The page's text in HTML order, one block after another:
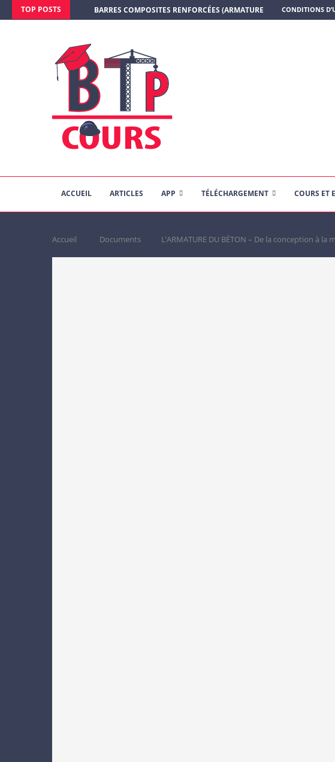
TOP POSTS BARRES COMPOSITES RENFORCÉES (ARMATURE EN PLASTIQUE)
CONDITIONS
ACCUEIL ARTICLES APP TÉLÉCHARGEMENT COURS ET
Accueil Documents L’ARMATURE DU BÉTON – De la conception à